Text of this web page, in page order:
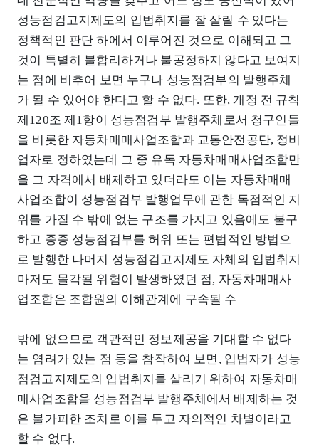
성능점검고지제도의 입법취지를 잘 살릴 수 있다는
정책적인 판단 하에서 이루어진 것으로 이해되고 그
것이 특별히 불합리하거나 불공정하지 않다고 보여지
는 점에 비추어 보면 누구나 성능점검부의 발행주체
가 될 수 있어야 한다고 할 수 없다. 또한, 개정 전 규칙
제120조 제1항이 성능점검부 발행주체로서 청구인들
을 비롯한 자동차매매사업조합과 교통안전공단, 정비
업자로 정하였는데 그 중 유독 자동차매매사업조합만
을 그 자격에서 배제하고 있더라도 이는 자동차매매
사업조합이 성능점검부 발행업무에 관한 독점적인 지
위를 가질 수 밖에 없는 구조를 가지고 있음에도 불구
하고 종종 성능점검부를 허위 또는 편법적인 방법으
로 발행한 나머지 성능점검고지제도 자체의 입법취지
마저도 몰각될 위험이 발생하였던 점, 자동차매매사
업조합은 조합원의 이해관계에 구속될 수
밖에 없으므로 객관적인 정보제공을 기대할 수 없다
는 염려가 있는 점 등을 참작하여 보면, 입법자가 성능
점검고지제도의 입법취지를 살리기 위하여 자동차매
매사업조합을 성능점검부 발행주체에서 배제하는 것
은 불가피한 조치로 이를 두고 자의적인 차별이라고
할 수 없다.